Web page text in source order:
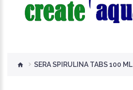
SERA SPIRULINA TABS 100 ML